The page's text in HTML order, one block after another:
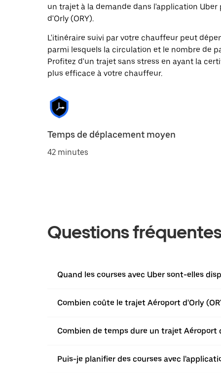
un trajet à la demande dans l'application
d'Orly (ORY).
L'itinéraire suivi par votre chauffeur peut
parmi lesquels la circulation et le nombre de
Profitez d'un trajet sans stress en ayant la
plus efficace à votre chauffeur.
Temps de déplacement moyen
42 minutes
Questions
Quand les courses avec Uber sont-elles
Combien coûte le trajet Aéroport d'Orly
Combien de temps dure un trajet Aéroport
Puis-je planifier des courses avec